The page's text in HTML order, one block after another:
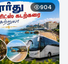
904